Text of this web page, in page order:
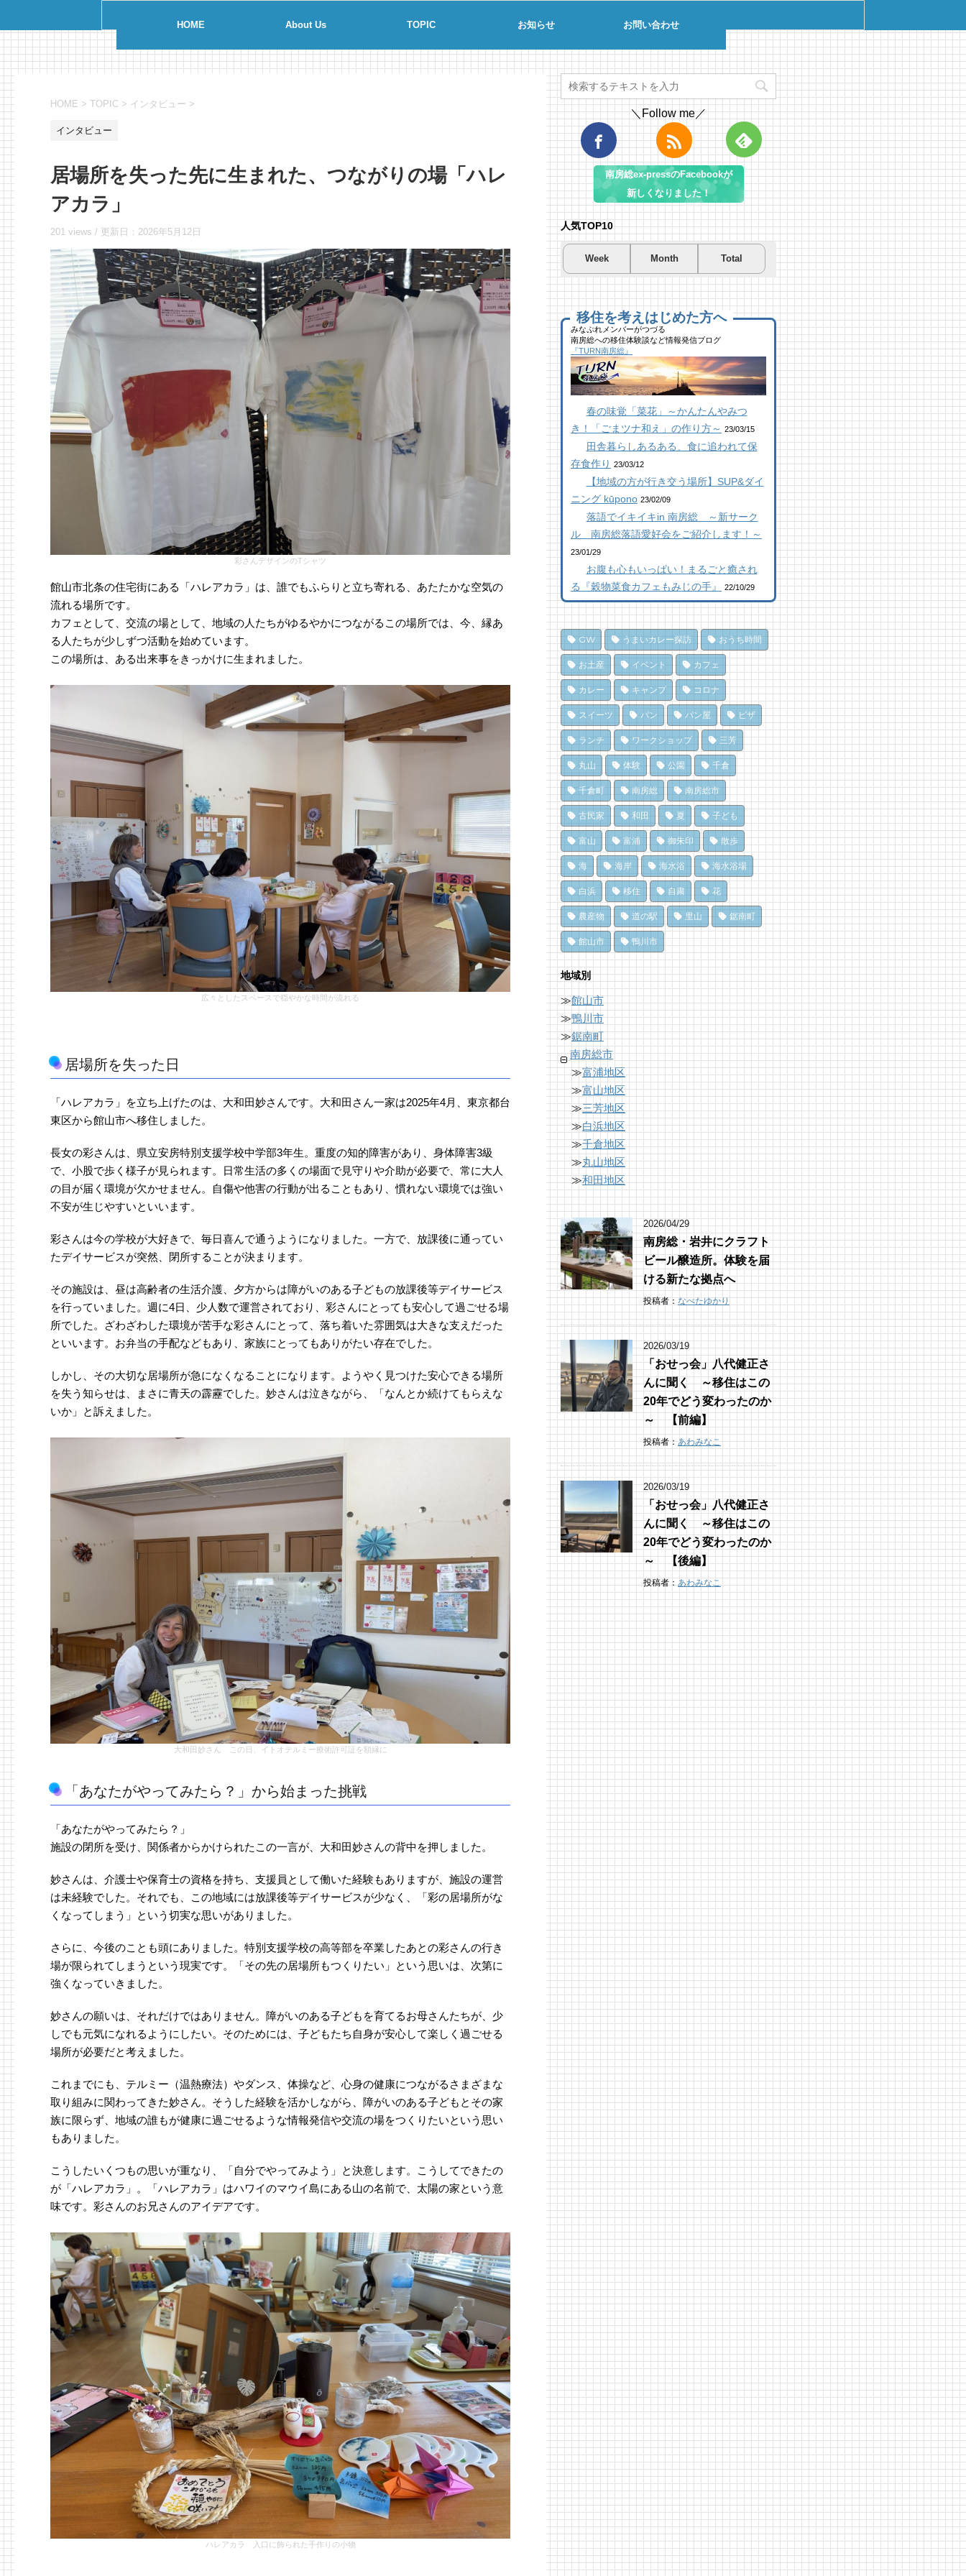
HOME About Us TOPIC お知らせ お問い合わせ
HOME > TOPIC > インタビュー >
インタビュー
居場所を失った先に生まれた、つながりの場「ハレ
アカラ」
201 views / 更新日： 2026年5月12日
彩さんデザインのTシャツ
館山市北条の住宅街にある「ハレアカラ」は、誰でもふらりと立ち寄れる、あたたかな空気の
流れる場所です。
カフェとして、交流の場として、地域の人たちがゆるやかにつながるこの場所では、今、縁あ
る人たちが少しずつ活動を始めています。
この場所は、ある出来事をきっかけに生まれました。
広々としたスペースで穏やかな時間が流れる
居場所を失った日
「ハレアカラ」を立ち上げたのは、大和田妙さんです。大和田さん一家は2025年4月、東京都台
東区から館山市へ移住しました。
長女の彩さんは、県立安房特別支援学校中学部3年生。重度の知的障害があり、身体障害3級
で、小股で歩く様子が見られます。日常生活の多くの場面で見守りや介助が必要で、常に大人
の目が届く環境が欠かせません。自傷や他害の行動が出ることもあり、慣れない環境では強い
不安が生じやすいといいます。
彩さんは今の学校が大好きで、毎日喜んで通うようになりました。一方で、放課後に通ってい
たデイサービスが突然、閉所することが決まります。
その施設は、昼は高齢者の生活介護、夕方からは障がいのある子どもの放課後等デイサービス
を行っていました。週に4日、少人数で運営されており、彩さんにとっても安心して過ごせる場
所でした。ざわざわした環境が苦手な彩さんにとって、落ち着いた雰囲気は大きな支えだった
といいます。お弁当の手配などもあり、家族にとってもありがたい存在でした。
しかし、その大切な居場所が急になくなることになります。ようやく見つけた安心できる場所
を失う知らせは、まさに青天の霹靂でした。妙さんは泣きながら、「なんとか続けてもらえな
いか」と訴えました。
大和田妙さん この日、イトオテルミー療術許可証を額縁に
「あなたがやってみたら？」から始まった挑戦
「あなたがやってみたら？」
施設の閉所を受け、関係者からかけられたこの一言が、大和田妙さんの背中を押しました。
妙さんは、介護士や保育士の資格を持ち、支援員として働いた経験もありますが、施設の運営
は未経験でした。それでも、この地域には放課後等デイサービスが少なく、「彩の居場所がな
くなってしまう」という切実な思いがありました。
さらに、今後のことも頭にありました。特別支援学校の高等部を卒業したあとの彩さんの行き
場が限られてしまうという現実です。「その先の居場所もつくりたい」という思いは、次第に
強くなっていきました。
妙さんの願いは、それだけではありません。障がいのある子どもを育てるお母さんたちが、少
しでも元気になれるようにしたい。そのためには、子どもたち自身が安心して楽しく過ごせる
場所が必要だと考えました。
これまでにも、テルミー（温熱療法）やダンス、体操など、心身の健康につながるさまざまな
取り組みに関わってきた妙さん。そうした経験を活かしながら、障がいのある子どもとその家
族に限らず、地域の誰もが健康に過ごせるような情報発信や交流の場をつくりたいという思い
もありました。
こうしたいくつもの思いが重なり、「自分でやってみよう」と決意します。こうしてできたの
が「ハレアカラ」。「ハレアカラ」はハワイのマウイ島にある山の名前で、太陽の家という意
味です。彩さんのお兄さんのアイデアです。
ハレアカラ 入口に飾られた手作りの小物
＼Follow me／
南房総ex-pressのFacebookが
新しくなりました！
人気TOP10
Week Month Total
夏を先取り！プールに行こう！
南房総市千倉B&G海洋センター
59 views|byTsuno
館山にオープン！地域の素材か
らはじめる物作り工房
25 views|byなべたゆかり
【コラボ】ジビエも揃う、鮮度
抜群の南房総おさかなセンター
【安房國テレビ】
23 views |byなべたゆかり
南房総こんな素敵な所があっ
た！| かじか橋
20 views|byCAT SEA KURO
乗馬初心者の私でも、海辺を楽
しく散策できた！ 乗馬体験レ
ポート
ドライブ休憩にオススメ！「と
みうら元気倶楽部」でホッと一
息♪
16 views|byフジイ ミツコ
海辺のナポリターノピザ
「Goccia(ゴッチャ)」
16 views
| byMitchi3
和田町仁我浦で、エコヴィレッ
ジUMIKAZE開拓中！
16 views |byあわみなこ
南房総の海を食らう！天然とこ
ろてん専門店
「ところてん小屋 青木」
14 views|by原みりか
南房総・岩井にクラフトビール
醸造所。体験を届ける新たな拠
点へ
13 views |byなべたゆかり
夏を先取り！プールに行こう！
南房総市千倉B&G海洋センター
203 views|byTsuno
ブルーベリー狩りに行ってき
た！「コロコロ農園 庄兵衛」
千倉町
112 views|by原みりか
館山にオープン！地域の素材か
らはじめる物作り工房
109 views|by なべたゆかり
南房総こんな素敵な所があっ
た！| かじか橋
101 views|byCAT SEA KURO
【コラボ】ジビエも揃う、鮮度
抜群の南房総おさかなセンター
【安房國テレビ】
乗馬初心者の私でも、海辺を楽
しく散策できた！ 乗馬体験レ
ポート
77 views|byなべたゆかり
夏のごほうびにこだわりのかき
氷を風菓堂で
77 views
| byフジイ ミツコ
夏だ、クジラ到来。クジラに会
いに和田町に行こう！〈前編〉
70 views |byshouji naomi
ドライブ休憩にオススメ！「と
みうら元気倶楽部」でホッと一
息♪
67 views|byフジイ ミツコ
南房総の海を食らう！天然とこ
ろてん専門店
「ところてん小屋 青木」
64 views |by原みりか
海遊び＆キャンプするならコ
コ！南房総のおすすめキャンプ
場まとめ【2】
40,694 views
| by
似顔絵ケーキに感動！館山のケ
ーキ屋さん「プチ アンジュ」
17,148 views|by福美
南房総パン屋めぐり【２】
橋本屋製パン店（館山市）
12,847 views| bychoco-love
南房総こんな素敵な所があっ
た！| かじか橋
12,021 views |byCAT SEA
KURO
南房総の海を食らう！天然とこ
ろてん専門店
10,866 views
|by 原みりか
南房総パン屋めぐり【3】石窯
パン工房そろそろ（鴨川市）前
編パン
10,838 views|bychoco-love
南房総パン屋めぐり【１】
クリケット（鴨川市）
10,471 views|bychoco-love
冬でも楽しめる！沖ノ島の無人
島探検！
10,164 views|by福美
洗濯は持ち帰らない！カフェ併
設のコインランドリーで帰宅前
に洗濯
8,896 views | byなべたゆかり
「房総の駅とみうら」で夕食を
済ませて渋滞を回避しよう！
8,765 views| byari-iku
移住を考えはじめた方へ
みなぷれメンバーがつづる
南房総への移住体験談など情報発信ブログ
『TURN南房総』
春の味覚「菜花」～かんたんやみつ
き！「ごまツナ和え」の作り方～ 23/03/15
田舎暮らしあるある、食に追われて保
存食作り 23/03/12
【地域の方が行き交う場所】SUP&ダイ
ニング kūpono 23/02/09
落語でイキイキin 南房総 ～新サーク
ル 南房総落語愛好会をご紹介します！～
23/01/29
お腹も心もいっぱい！まるごと癒され
る『穀物菜食カフェもみじの手』
22/10/29
GW うまいカレー探訪 おうち時間
お土産 イベント カフェ
カレー キャンプ コロナ
スイーツ パン パン屋 ピザ
ランチ ワークショップ 三芳
丸山 体験 公園 千倉
千倉町 南房総 南房総市
古民家 和田 夏 子ども
富山 富浦 御朱印 散歩
海 海岸 海水浴 海水浴場
白浜 移住 自粛 花
農産物 道の駅 里山 鋸南町
館山市 鴨川市
地域別
≫館山市
≫鴨川市
≫鋸南町
南房総市
≫富浦地区
≫富山地区
≫三芳地区
≫白浜地区
≫千倉地区
≫丸山地区
≫和田地区
2026/04/29
南房総・岩井にクラフト
ビール醸造所。体験を届
ける新たな拠点へ
投稿者：なべたゆかり
2026/03/19
「おせっ会」八代健正さ
んに聞く ～移住はこの
20年でどう変わったのか
～ 【前編】
投稿者：あわみなこ
2026/03/19
「おせっ会」八代健正さ
んに聞く ～移住はこの
20年でどう変わったのか
～ 【後編】
投稿者：あわみなこ